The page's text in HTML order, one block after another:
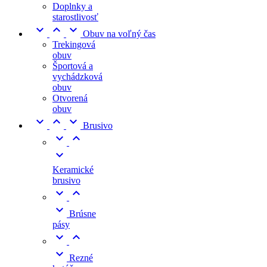
Doplnky a
starostlivosť
   Obuv na voľný čas
Trekingová
obuv
Športová a
vychádzková
obuv
Otvorená
obuv
   Brusivo



Keramické
brusivo


 Brúsne
pásy


 Rezné